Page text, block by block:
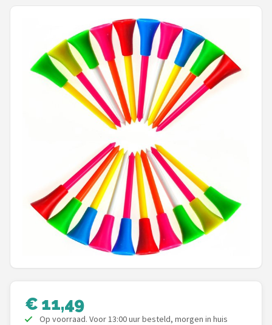
Drivers
Putters
Golfschoenen
POPULAIRE MERKEN
Func Factory
Footjoy
Bovista
€ 11,49
Op voorraad. Voor 13:00 uur besteld, morgen in huis